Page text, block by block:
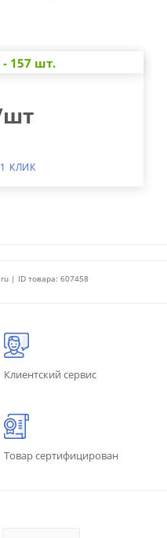
- 157 шт.
КЛИК
| ID товара: 607458
Клиентский сервис
Товар сертифицирован